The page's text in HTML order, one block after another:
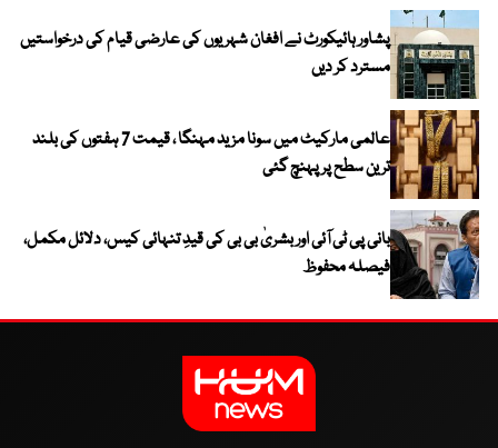
پشاور ہائیکورٹ نے افغان شہریوں کی عارضی قیام کی درخواستیں
مسترد کر دیں
عالمی مارکیٹ میں سونا مزید مہنگا ، قیمت 7 ہفتوں کی بلند
ترین سطح پر پہنچ گئی
بانی پی ٹی آئی اور بشریٰ بی بی کی قیدِ تنہائی کیس، دلائل مکمل،
فیصلہ محفوظ